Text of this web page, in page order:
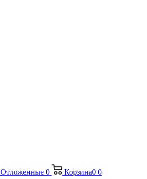
Отложенные 0 Корзина0 0